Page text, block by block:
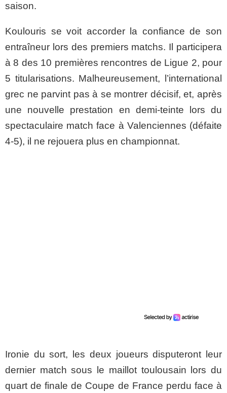
saison.
Koulouris se voit accorder la confiance de son
entraîneur lors des premiers matchs. Il participera
à 8 des 10 premières rencontres de Ligue 2, pour
5 titularisations. Malheureusement, l’international
grec ne parvint pas à se montrer décisif, et, après
une nouvelle prestation en demi-teinte lors du
spectaculaire match face à Valenciennes (défaite
4-5), il ne rejouera plus en championnat.
Ironie du sort, les deux joueurs disputeront leur
dernier match sous le maillot toulousain lors du
quart de finale de Coupe de France perdu face à